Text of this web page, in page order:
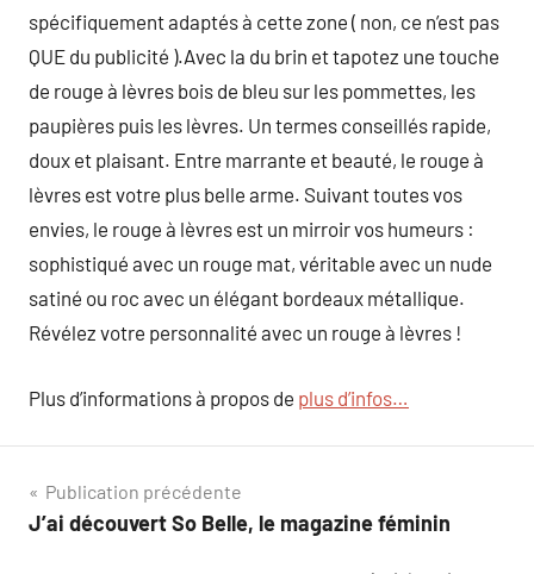
spécifiquement adaptés à cette zone ( non, ce n’est pas
QUE du publicité ).Avec la du brin et tapotez une touche
de rouge à lèvres bois de bleu sur les pommettes, les
paupières puis les lèvres. Un termes conseillés rapide,
doux et plaisant. Entre marrante et beauté, le rouge à
lèvres est votre plus belle arme. Suivant toutes vos
envies, le rouge à lèvres est un mirroir vos humeurs :
sophistiqué avec un rouge mat, véritable avec un nude
satiné ou roc avec un élégant bordeaux métallique.
Révélez votre personnalité avec un rouge à lèvres !
Plus d’informations à propos de plus d’infos…
Navigation
de
Publication précédente
J’ai découvert So Belle, le magazine féminin